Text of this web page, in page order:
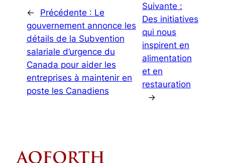
← Précédente : Le
gouvernement annonce les
détails de la Subvention
salariale d’urgence du
Canada pour aider les
entreprises à maintenir en
poste les Canadiens
Suivante :
Des initiatives
qui nous
inspirent en
alimentation
et en
restauration
→